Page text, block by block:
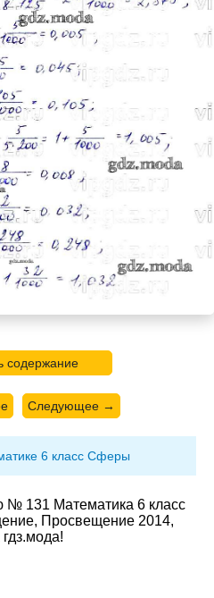
содержание
Следующее →
6 класс Сферы
№ 131 Математика 6 класс
Просвещение 2014,